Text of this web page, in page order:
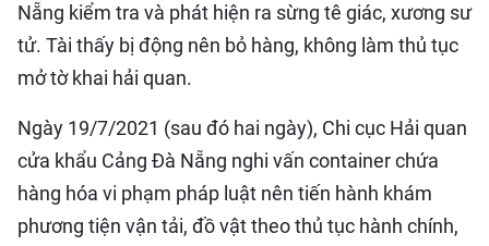
Nẵng kiểm tra và phát hiện ra sừng tê giác, xương sư
tử. Tài thấy bị động nên bỏ hàng, không làm thủ tục
mở tờ khai hải quan.
Ngày 19/7/2021 (sau đó hai ngày), Chi cục Hải quan
cửa khẩu Cảng Đà Nẵng nghi vấn container chứa
hàng hóa vi phạm pháp luật nên tiến hành khám
phương tiện vận tải, đồ vật theo thủ tục hành chính,